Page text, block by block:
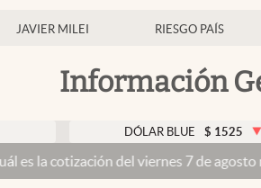
JAVIER MILEI RIESGO PAÍS
Información
DÓLAR BLUE $ 1525 -0.33%
del viernes 7 de agosto minuto